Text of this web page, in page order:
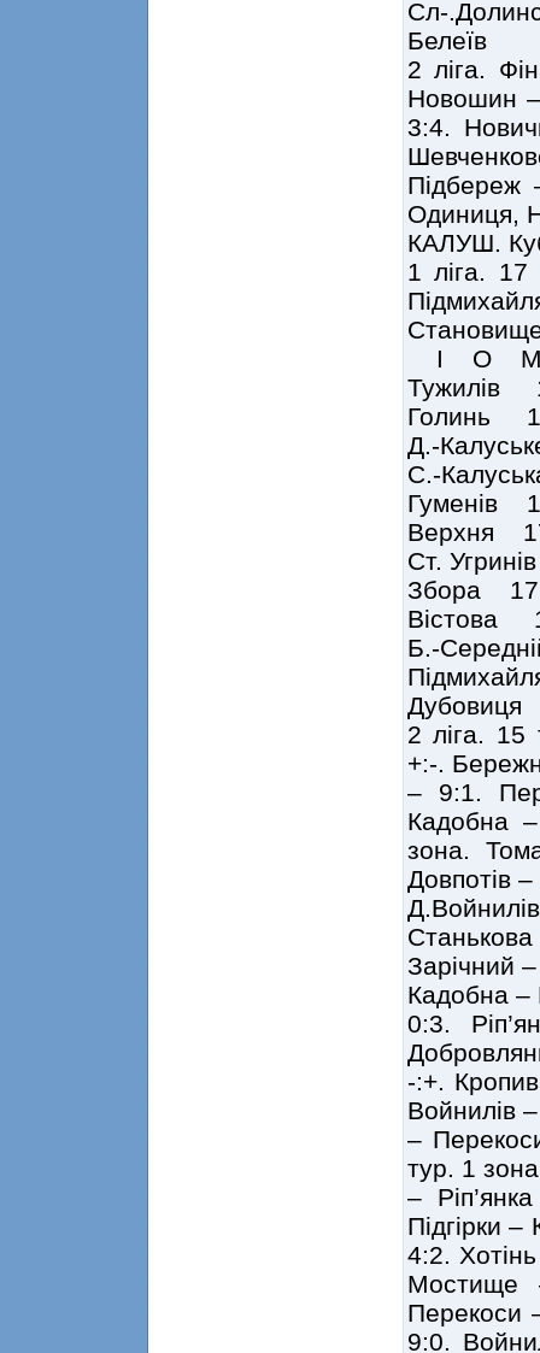
Сл-
2 ліга.
Новошин –
3:4.
Одиниця,
КАЛУШ.
1 ліга.
І О
Голинь
Д.-
С.-
Гуменів
Верхня
Ст.
Збора
Б.-
2 ліга.
+:-.
– 9:1.
Кадобна
зона.
Довпотів
Зарічний
Кадобна –
0:3.
-:+.
Войнилів
–
тур. 1
–
Підгірки
4:2.
Мостище
Перекоси
9:0.